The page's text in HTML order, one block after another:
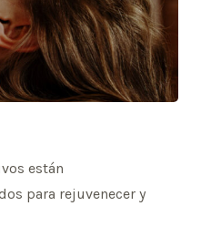
están
para rejuvenecer y